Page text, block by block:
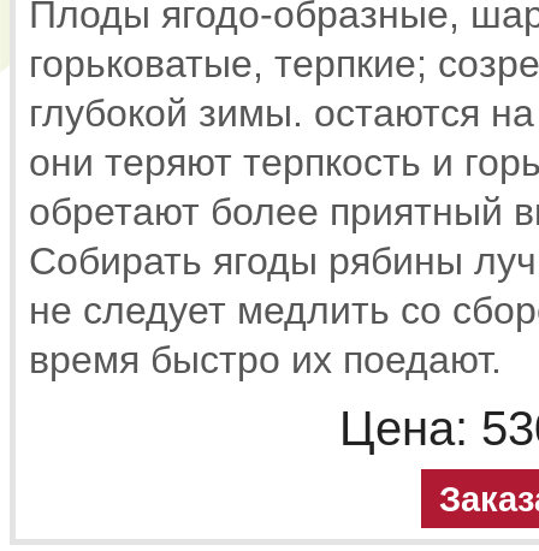
Плоды ягодо-образные,
горьковатые, терпкие;
глубокой зимы. остаются
они теряют терпкость и
обретают более приятный
Собирать ягоды рябины
не следует медлить со
время быстро их поедают.
Цена: